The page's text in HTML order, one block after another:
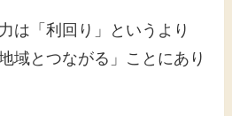
は「利回り」というより
域とつながる」ことにあり